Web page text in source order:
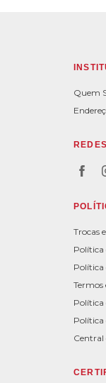
Quem
Trocas
Política
Termos
Política
Política